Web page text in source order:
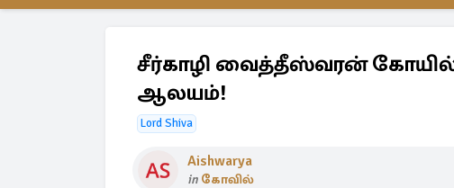
சீர்காழி வைத்தீஸ்வரன்
ஆலயம்!
Lord Shiva
Aishwarya
in கோவில்